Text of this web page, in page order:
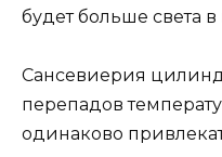
будет больше света в
Сансевиерия
перепадов
одинаково